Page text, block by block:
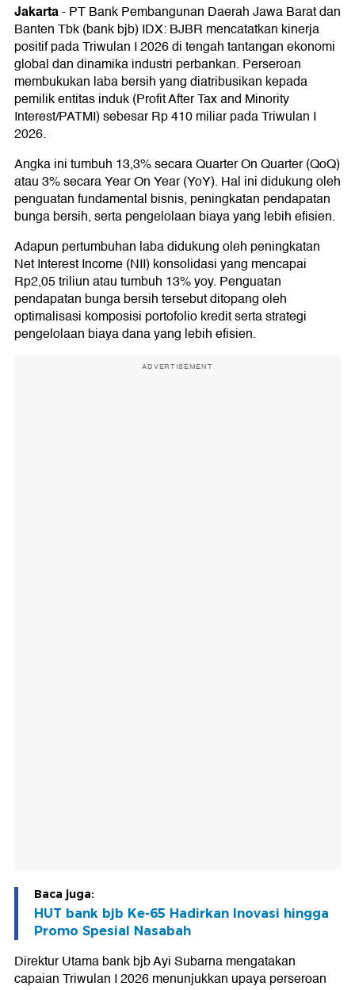
Jakarta-PT Bank Pembangunan Daerah Jawa Barat dan
Banten Tbk (bank bjb) IDX: BJBR mencatatkan kinerja
positif pada Triwulan I 2026 di tengah tantangan ekonomi
global dan dinamika industri perbankan. Perseroan
membukukan laba bersih yang diatribusikan kepada
pemilik entitas induk (Profit After Tax and Minority
Interest/PATMI) sebesar Rp 410 miliar pada Triwulan I
2026.
Angka ini tumbuh 13,3% secara Quarter On Quarter (QoQ)
atau 3% secara Year On Year (YoY). Hal ini didukung oleh
penguatan fundamental bisnis, peningkatan pendapatan
bunga bersih, serta pengelolaan biaya yang lebih efisien.
Adapun pertumbuhan laba didukung oleh peningkatan
Net Interest Income (NII) konsolidasi yang mencapai
Rp2,05 triliun atau tumbuh 13% yoy. Penguatan
pendapatan bunga bersih tersebut ditopang oleh
optimalisasi komposisi portofolio kredit serta strategi
pengelolaan biaya dana yang lebih efisien.
ADVERTISEMENT
Baca juga:
HUT bank bjb Ke-65 Hadirkan Inovasi hingga
Promo Spesial Nasabah
Direktur Utama bank bjb Ayi Subarna mengatakan
capaian Triwulan I 2026 menunjukkan upaya perseroan